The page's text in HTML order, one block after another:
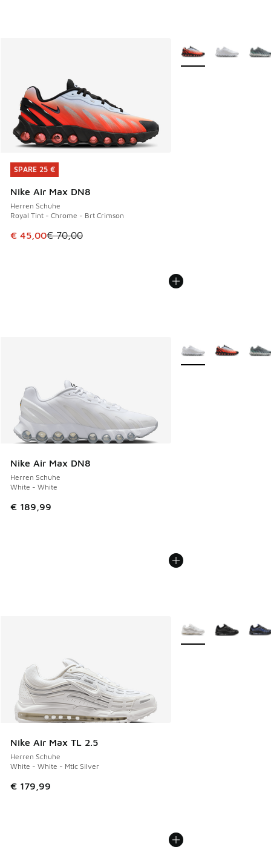
SPARE 25 €
Nike Air Max DN8
Herren Schuhe
Royal Tint - Chrome - Brt Crimson
Dieser Artikel ist im Sale. Der Preis ist von € 70,00 auf €
€ 45,00€ 70,00
SPARE 25 €
Weitere Farben
Nike Air Max DN8
Herren Schuhe
White - White
€ 189,99
Weitere Farben
Nike Air Max TL 2.5
Herren Schuhe
White - White - Mtlc Silver
€ 179,99
Weitere Farben